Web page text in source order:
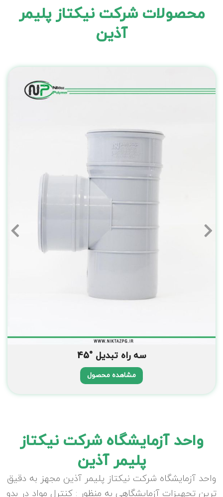
محصولات شرکت نیکتاز پلیمر
آذین
سه راه تبدیل °45
مشاهده محصول
واحد آزمایشگاه شرکت نیکتاز
پلیمر آذین
واحد آزمایشگاه شرکت نیکتاز پلیمر آذین مجهز به دقیق
ترین تجهیزات آزمایشگاهی به منظور : کنترل مواد در بدو